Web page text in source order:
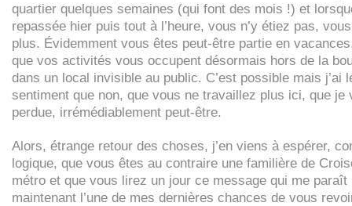
quartier quelques semaines (qui font des mois !) et
repassée hier puis tout à l’heure, vous n’y étiez pas,
plus. Évidemment vous êtes peut-être partie en
que vos activités vous occupent désormais hors de la
dans un local invisible au public. C’est possible mais j’ai
sentiment que non, que vous ne travaillez plus ici, que je
perdue, irrémédiablement peut-être.
Alors, étrange retour des choses, j’en viens à espérer,
logique, que vous êtes au contraire une familière de
métro et que vous lirez un jour ce message qui me paraît
maintenant l’une de mes dernières chances de vous